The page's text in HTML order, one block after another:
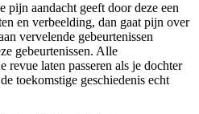
pijn aandacht geeft door deze een
en verbeelding, dan gaat pijn over
vervelende gebeurtenissen
gebeurtenissen. Alle
revue laten passeren als je dochter
toekomstige geschiedenis echt